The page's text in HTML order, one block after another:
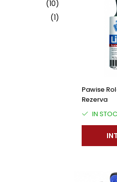
(10)
(1)
Pawise
Rezerva
IN STOC